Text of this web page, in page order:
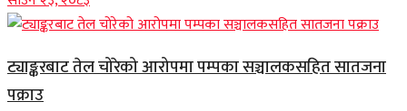
ट्याङ्करबाट तेल चोरेको आरोपमा पम्पका सञ्चालकसहित सातजना
पक्राउ